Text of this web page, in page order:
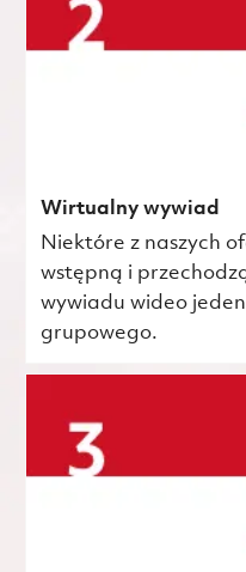
Wirtualny wywiad
Niektóre z naszych
wstępną i
wywiadu wideo
grupowego.